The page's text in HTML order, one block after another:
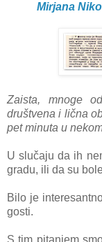
Mirjana
Zaista, mnoge
društvena i lična
pet minuta u
U slučaju da ih
gradu, ili da su
Bilo je
gosti.